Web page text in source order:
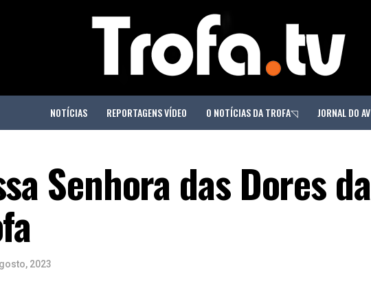
NOTÍCIAS REPORTAGENS VÍDEO O NOTÍCIAS DA TROFA◹ JORNAL DO
Senhora das Dores da
2023